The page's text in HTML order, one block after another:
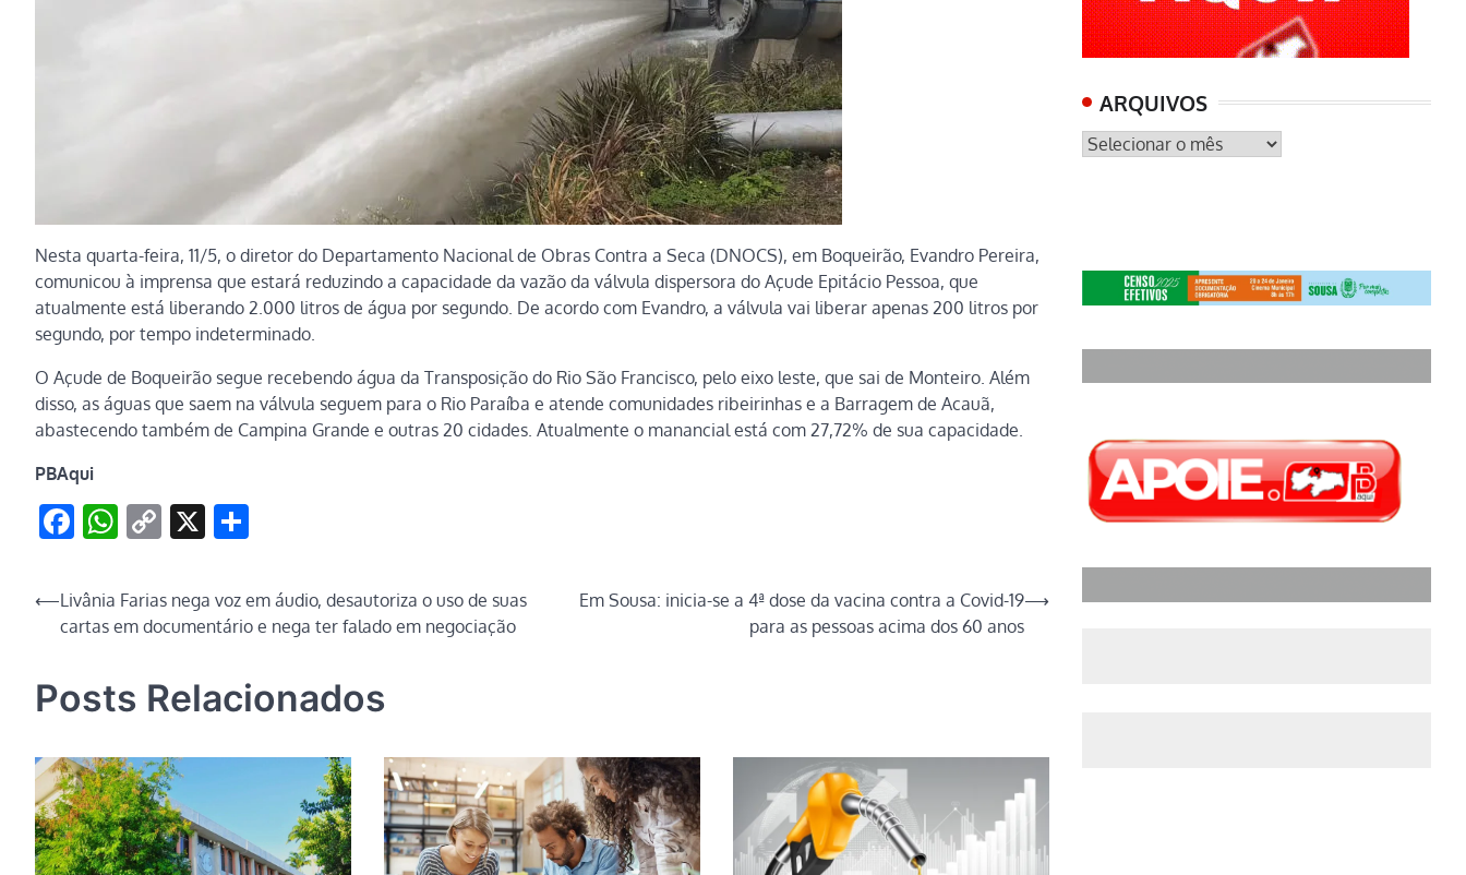
Nesta quarta-feira, 11/5, o diretor do Departamento Nacional de Obras Contra a Seca (DNOCS), em Boqueirão, Evandro Pereira,
comunicou à imprensa que estará reduzindo a capacidade da vazão da válvula dispersora do Açude Epitácio Pessoa, que
atualmente está liberando 2.000 litros de água por segundo. De acordo com Evandro, a válvula vai liberar apenas 200 litros por
segundo, por tempo indeterminado.
O Açude de Boqueirão segue recebendo água da Transposição do Rio São Francisco, pelo eixo leste, que sai de Monteiro. Além
disso, as águas que saem na válvula seguem para o Rio Paraíba e atende comunidades ribeirinhas e a Barragem de Acauã,
abastecendo também de Campina Grande e outras 20 cidades. Atualmente o manancial está com 27,72% de sua capacidade.
PBAqui
Facebook
WhatsApp
Copy
X
Navegação
de
⟵Livânia Farias nega voz em áudio, desautoriza o uso de suas
cartas em documentário e nega ter falado em negociação
Em Sousa: inicia-se a 4ª dose da vacina contra a Covid-19
para as pessoas acima dos 60 anos
⟶
Posts Relacionados
ARQUIVOS
ARQUIVOS